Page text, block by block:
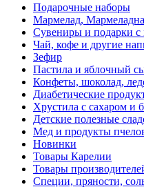
Подарочные наборы
Мармелад,
Сувениры и подарки с
Чай, кофе и другие
Зефир
Пастила и яблочный
Конфеты, шоколад,
Диабетические
Хрустила с сахаром и
Детские полезные
Мед и продукты
Новинки
Товары Карелии
Товары
Специи, пряности,